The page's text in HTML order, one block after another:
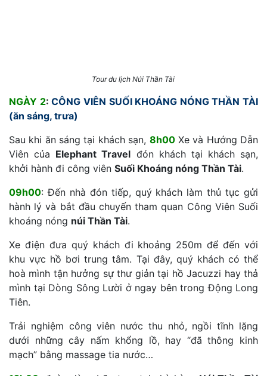
Tour du lịch Núi Thần Tài
NGÀY 2:CÔNG VIÊN SUỐI KHOÁNG NÓNG THẦN TÀI
(ăn sáng, trưa)
Sau khi ăn sáng tại khách sạn, 8h00 Xe và Hướng Dẫn
Viên của Elephant Travel đón khách tại khách sạn,
khởi hành đi công viên Suối Khoáng nóng Thần Tài.
09h00: Đến nhà đón tiếp, quý khách làm thủ tục gửi
hành lý và bắt đầu chuyến tham quan Công Viên Suối
khoáng nóng núi Thần Tài.
Xe điện đưa quý khách đi khoảng 250m để đến với
khu vực hồ bơi trung tâm. Tại đây, quý khách có thể
hoà mình tận hưởng sự thư giản tại hồ Jacuzzi hay thả
mình tại Dòng Sông Lười ở ngay bên trong Động Long
Tiên.
Trải nghiệm công viên nước thu nhỏ, ngồi tĩnh lặng
dưới những cây nấm khổng lồ, hay “đã thông kinh
mạch” bằng massage tia nước…